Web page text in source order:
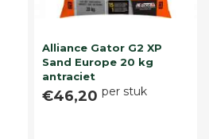
Alliance Gator G2 XP
Sand Europe 20 kg
antraciet
€46,20 per stuk